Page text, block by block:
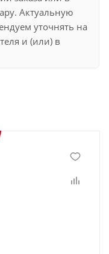
Актуальную
уточнять на
и (или) в